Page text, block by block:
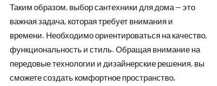
Таким образом, выбор сантехники для дома — это
важная задача, которая требует внимания и
времени. Необходимо ориентироваться на качество,
функциональность и стиль. Обращая внимание на
передовые технологии и дизайнерские решения, вы
сможете создать комфортное пространство,